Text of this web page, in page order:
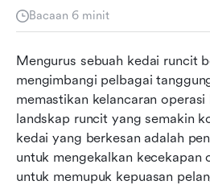
Bacaan 6 minit
Mengurus sebuah kedai runcit
mengimbangi pelbagai
memastikan kelancaran operasi
landskap runcit yang semakin
kedai yang berkesan adalah
untuk mengekalkan kecekapan
untuk memupuk kepuasan
penting
berkesan
Membangunkan strategi
yang menyeluruh
Mengatasi cabaran biasa
kedai